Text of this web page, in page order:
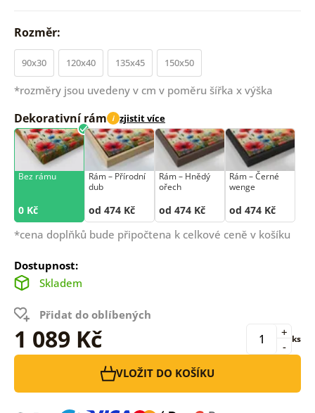
Rozměr:
90x30 120x40 135x45 150x50
*rozměry jsou uvedeny v cm v poměru šířka x výška
Dekorativní rám i zjistit více
Bez rámu
0 Kč
Rám –⁠⁠⁠⁠⁠⁠ Přírodní
dub
od 474 Kč
Rám –⁠⁠⁠⁠⁠⁠ Hnědý
ořech
od 474 Kč
Rám –⁠⁠⁠⁠⁠⁠ Černé
wenge
od 474 Kč
*cena doplňků bude připočtena k celkové ceně v košíku
Dostupnost:
Skladem
Přidat do oblíbených
1 089 Kč -
+ ks
VLOŽIT DO KOŠÍKU